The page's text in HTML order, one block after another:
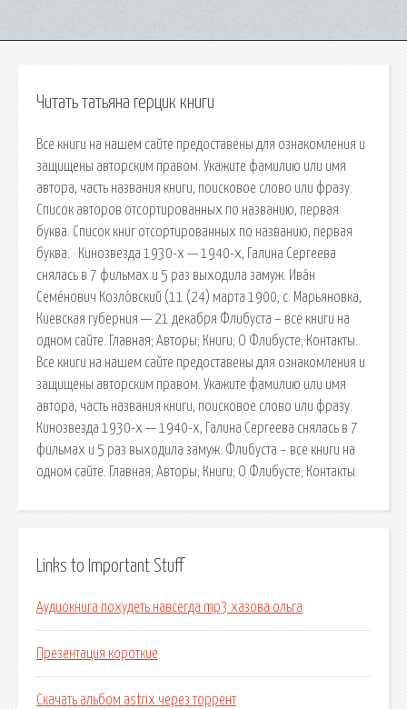
Читать татьяна герцик книги
Все книги на нашем сайте предоставены для ознакомления и
защищены авторским правом. Укажите фамилию или имя
автора, часть названия книги, поисковое слово или фразу.
Список авторов отсортированных по названию, первая
буква. Список книг отсортированных по названию, первая
буква. · Кинозвезда 1930-х — 1940-х, Галина Сергеева
снялась в 7 фильмах и 5 раз выходила замуж. Ива́н
Семёнович Козло́вский (11 (24) марта 1900, с. Марьяновка,
Киевская губерния — 21 декабря Флибуста – все книги на
одном сайте. Главная; Авторы; Книги; О Флибусте; Контакты.
Все книги на нашем сайте предоставены для ознакомления и
защищены авторским правом. Укажите фамилию или имя
автора, часть названия книги, поисковое слово или фразу.
Кинозвезда 1930-х — 1940-х, Галина Сергеева снялась в 7
фильмах и 5 раз выходила замуж. Флибуста – все книги на
одном сайте. Главная; Авторы; Книги; О Флибусте; Контакты.
Links to Important Stuff
Аудиокнига похудеть навсегда mp3 хазова ольга
Презентация короткие
Скачать альбом astrix через торрент